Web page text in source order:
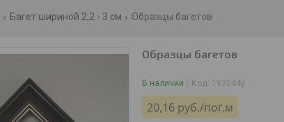
Багет шириной 2,2 - 3 см Образцы багетов
Образцы багетов
В наличии Код: 193044у
20,16 руб./пог.м